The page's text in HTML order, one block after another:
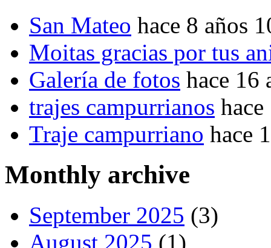
San Mateo hace 8 años
Moitas gracias por tus
Galería de fotos hace 16
trajes campurrianos
Traje campurriano hace
Monthly archive
September 2025 (3)
August 2025 (1)